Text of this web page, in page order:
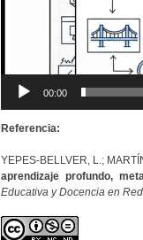
00:00
Referencia:
YEPES-BELLVER, L.;
aprendizaje profundo,
Educativa y Docencia en